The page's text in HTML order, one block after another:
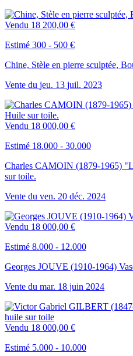
Vendu 18 200,00 €
Estimé 300 - 500 €
Chine, Stèle en pierre sculptée,
Vente du jeu. 13 juil. 2023
Vendu 18 000,00 €
Estimé 18.000 - 30.000
Charles CAMOIN (1879-1965)
sur toile.
Vente du ven. 20 déc. 2024
Vendu 18 000,00 €
Estimé 8.000 - 12.000
Georges JOUVE (1910-1964)
Vente du mar. 18 juin 2024
Vendu 18 000,00 €
Estimé 5.000 - 10.000